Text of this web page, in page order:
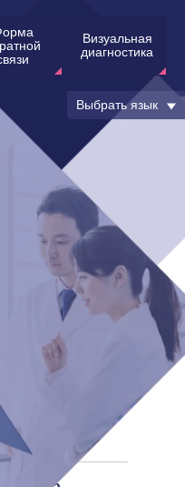
Визуальная
диагностика
Выбрать язык